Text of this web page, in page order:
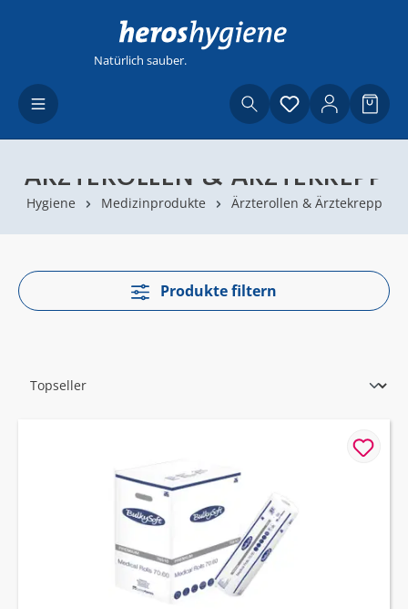
Zum Hauptinhalt springen
Natürlich sauber.
Du hast 0
ÄRZTEROLLEN & ÄRZTEKREPP
Hygiene Medizinprodukte Ärzterollen & Ärztekrepp
Produkte filtern